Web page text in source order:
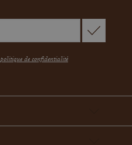
politique de confidentialité